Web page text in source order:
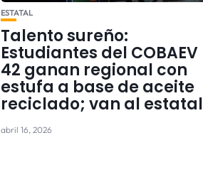
ESTATAL
Talento sureño:
Estudiantes del COBAEV
42 ganan regional con
estufa a base de aceite
reciclado; van al estatal
abril 16, 2026